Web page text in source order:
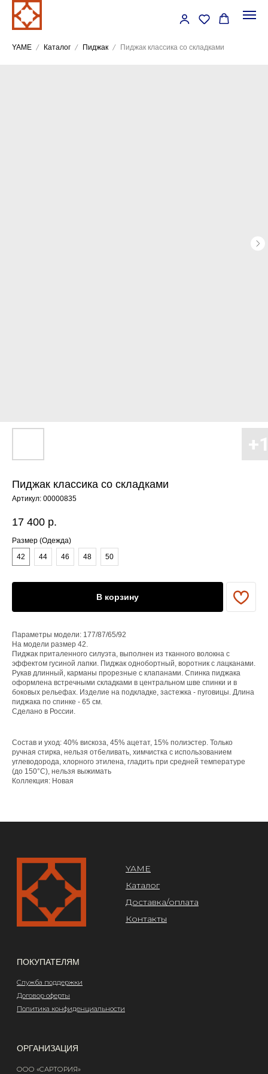
YAME Каталог Пиджак Пиджак классика со складками
Пиджак классика со складками
Артикул: 00000835
17 400 р.
Размер (Одежда)
42
44 46 48 50
В корзину
Параметры модели: 177/87/65/92
На модели размер 42.
Пиджак приталенного силуэта, выполнен из тканного волокна с
эффектом гусиной лапки. Пиджак однобортный, воротник с лацканами.
Рукав длинный, карманы прорезные с клапанами. Спинка пиджака
оформлена встречными складками в центральном шве спинки и в
боковых рельефах. Изделие на подкладке, застежка - пуговицы. Длина
пиджака по спинке - 65 см.
Сделано в России.
Состав и уход: 40% вискоза, 45% ацетат, 15% полиэстер. Только
ручная стирка, нельзя отбеливать, химчистка с использованием
углеводорода, хлорного этилена, гладить при средней температуре
(до 150°C), нельзя выжимать
Коллекция: Новая
Каталог
Контакты
ПОКУПАТЕЛЯМ
ООО «САРТОРИЯ»
ИНН 77 300 279 904
ОГРН 122 770 032 385
Служба поддержки
Договор оферты